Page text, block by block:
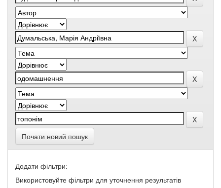
Почати новий пошук
Додати фільтри:
Використовуйте фільтри для уточнення результатів